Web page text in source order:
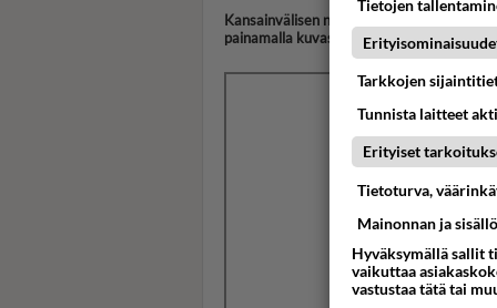
Kansainvälisen naistenpäivän kunniaksi
painamalla kuvassa oikealla olevaa nuolta:
Tietojen
Tarkkojen
Tunnista laitteet
Erityiset
Tietoturva,
Mainonnan ja
Hyväksymällä sallit
vaikuttaa
vastustaa tätä tai